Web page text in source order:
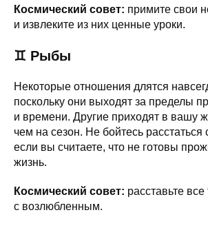
Космический совет: примите свои
и извлеките из них ценные уроки.
♊ Рыбы
Некоторые отношения длятся
поскольку они выходят за пределы
и времени. Другие приходят в вашу
чем на сезон. Не бойтесь расстаться
если вы считаете, что не готовы
жизнь.
Космический совет: расставьте
с возлюбленным.